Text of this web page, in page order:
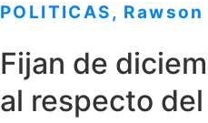
POLITICAS, Rawson
Fijan de
al respecto